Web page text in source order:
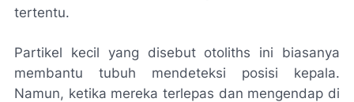
tertentu.
Partikel kecil yang disebut otoliths ini biasanya
membantu tubuh mendeteksi posisi kepala.
Namun, ketika mereka terlepas dan mengendap di